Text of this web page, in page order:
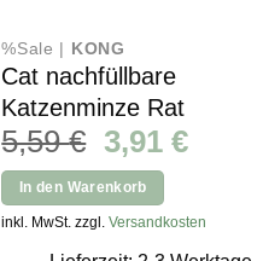
%Sale | KONG
Cat nachfüllbare
Katzenminze Rat
5,59€
Preis
war:
5,59 €
3,91€
3,91 €.
In den Warenkorb
inkl. MwSt. zzgl.Versandkosten